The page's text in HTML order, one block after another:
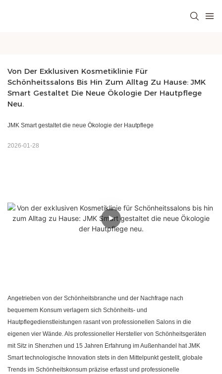
Von Der Exklusiven Kosmetiklinie Für
Schönheitssalons Bis Hin Zum Alltag Zu Hause: JMK
Smart Gestaltet Die Neue Ökologie Der Hautpflege
Neu.
JMK Smart gestaltet die neue Ökologie der Hautpflege
2026-01-28
Angetrieben von der Schönheitsbranche und der Nachfrage nach
bequemem Konsum verlagern sich Schönheits- und
Hautpflegedienstleistungen rasant von professionellen Salons in die
eigenen vier Wände. Als professioneller Hersteller von Schönheitsgeräten
mit Sitz in Shenzhen und 15 Jahren Erfahrung im Außenhandel hatJMK
Smarttechnologische Innovation stets in den Mittelpunkt gestellt, globale
Trends im Schönheitskonsum präzise erfasst und professionelle